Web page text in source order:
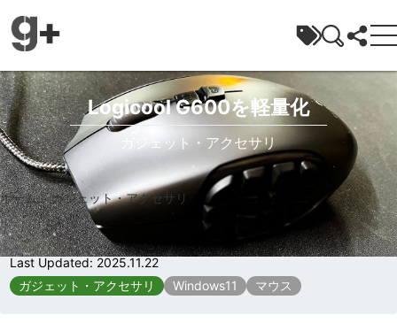
Logicool G600を軽量化
ガジェット・アクセサリ
ホーム»ガジェット・アクセサリ Logicool G600を軽量化
Published: 2023.06.24
Last Updated: 2025.11.22
ガジェット・アクセサリ
Windows11 マウス